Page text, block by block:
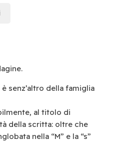
senz’altro della famiglia
al titolo di
della scritta: oltre che
nella “M” e la “s”